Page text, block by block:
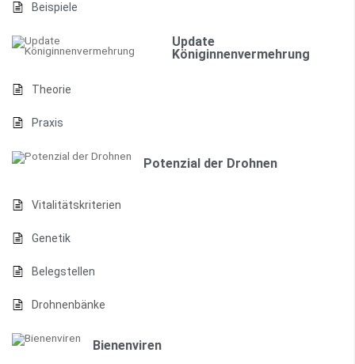
Beispiele
Update
Königinnenvermehrung
Theorie
Praxis
Potenzial der Drohnen
Vitalitätskriterien
Genetik
Belegstellen
Drohnenbänke
Bienenviren